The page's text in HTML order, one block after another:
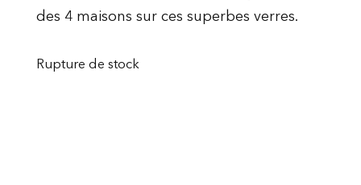
des 4 maisons sur ces superbes verres.
Rupture de stock